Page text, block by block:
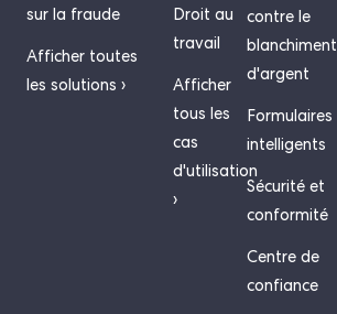
sur la fraude
Afficher toutes
les solutions ›
Droit au
travail
Afficher
tous les
cas
d'utilisation
›
contre le
blanchiment
d'argent
Formulaires
intelligents
Sécurité et
conformité
Centre de
confiance